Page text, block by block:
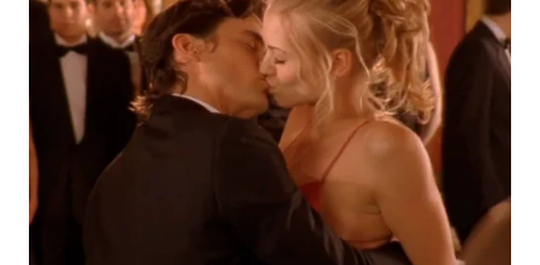
WAHANA
TV
WAHANANEWS